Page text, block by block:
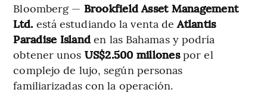
Bloomberg — Brookfield Asset Management
Ltd. está estudiando la venta deAtlantis
Paradise Islanden las Bahamas y podría
obtener unos US$2.500 millonespor el
complejo de lujo, según personas
familiarizadas con la operación.